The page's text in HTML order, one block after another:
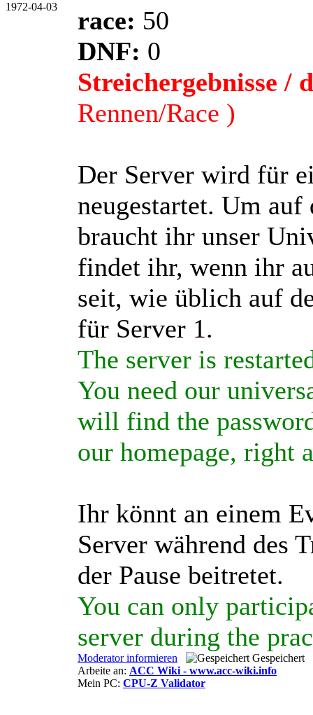
race: 50
DNF: 0
Streichergebnisse /
Rennen/Race )
Der Server wird für
neugestartet. Um
braucht ihr unser
findet ihr, wenn ihr
seit, wie üblich auf
für Server 1.
The server is
You need our
will find the
our homepage, right
Ihr könnt an einem
Server während des
der Pause beitretet.
You can only
server during the
Moderator informieren
Gespeichert
Arbeite an: ACC Wiki - www.acc-wiki.info
Mein PC: CPU-Z Validator